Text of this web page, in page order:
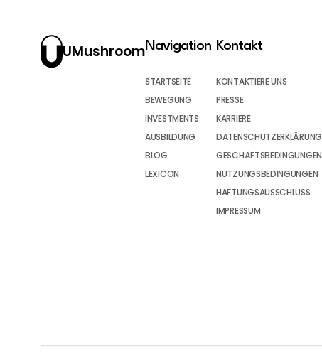
UMushroomNavigation
STARTSEITE
BEWEGUNG
INVESTMENTS
AUSBILDUNG
BLOG
LEXICON
Kontakt
KONTAKTIERE UNS
PRESSE
KARRIERE
DATENSCHUTZERKLÄRUNG
NUTZUNGSBEDINGUNGEN
HAFTUNGSAUSSCHLUSS
IMPRESSUM